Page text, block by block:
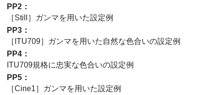
PP2 ：
［Still］
ガンマを用いた設定例
PP3 ：
［ITU709］
ガンマを用いた自然な色合いの設定例
PP4 ：
ITU709規格に忠実な色合いの設定例
PP5 ：
［Cine1］
ガンマを用いた設定例